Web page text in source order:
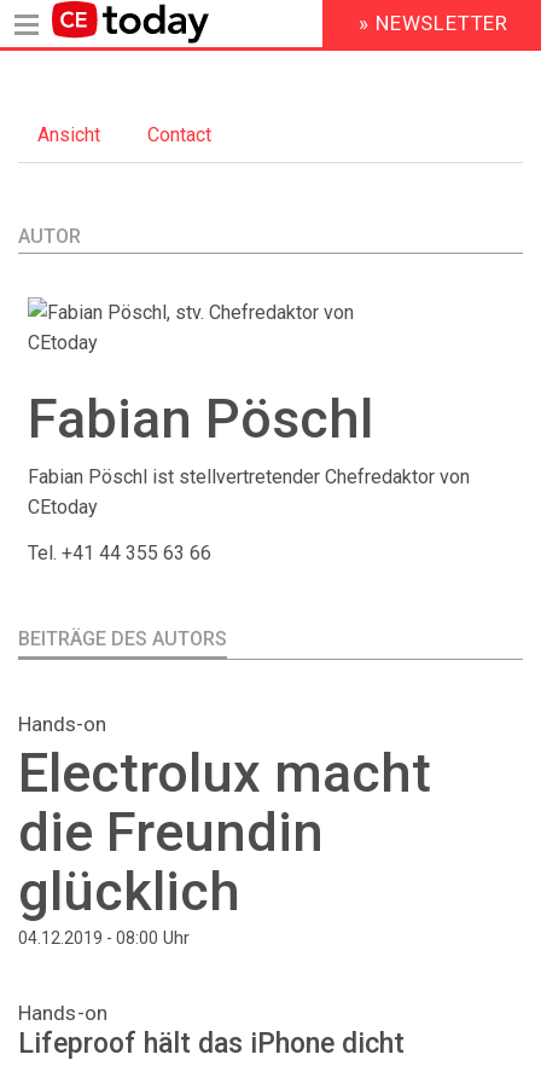
Inhalt
HEADER
MENU
» NEWSLETTER
Primary
Ansicht (aktiver
Reiter)
Contact
AUTOR
Fabian Pöschl
Fabian Pöschl ist stellvertretender Chefredaktor von
CEtoday
Tel. +41 44 355 63 66
BEITRÄGE DES AUTORS
Hands-on
Electrolux macht
die Freundin
glücklich
04.12.2019 - 08:00 Uhr
Hands-on
Lifeproof hält das iPhone dicht